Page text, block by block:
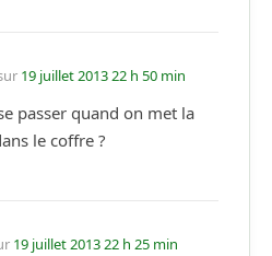
19 juillet 2013 22 h 50 min
passer quand on met la
le coffre ?
19 juillet 2013 22 h 25 min